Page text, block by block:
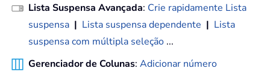
Lista Suspensa Avançada: Crie rapidamente Lista
suspensa | Lista suspensa dependente | Lista
suspensa com múltipla seleção ...
Gerenciador de Colunas: Adicionar número